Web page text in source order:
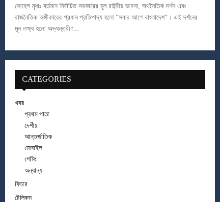
সোহেল মৃধাঃ বর্তমান নির্বাচিত সরকারের মূল রাষ্ট্রীয় ভাবনা, অর্থনৈতিক দর্শন এবং
রাজনৈতিক অঙ্গীকারের প্রধান প্রতিপাদ্য হলো “সবার আগে বাংলাদেশ”। এই দর্শনের
মূল লক্ষ্য হলো অভ্যন্তরীণ...
CATEGORIES
খবর
প্রথম পাতা
দেশীয়
আন্তর্জাতিক
মোবাইল
গেমিং
অন্যান্য
ফিচার
টেলিকম